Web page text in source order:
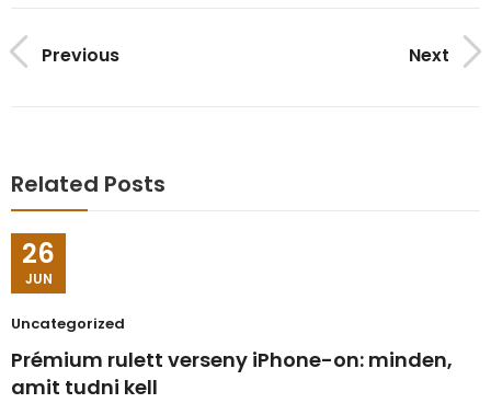
Previous Next
Related Posts
26
JUN
Uncategorized
Prémium rulett verseny iPhone-on: minden,
amit tudni kell